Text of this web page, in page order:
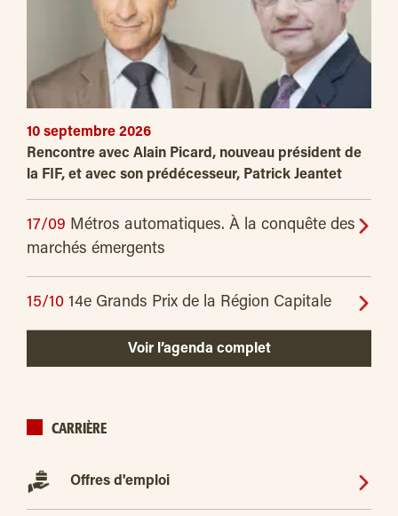
10 septembre 2026
Rencontre avec Alain Picard, nouveau président de
la FIF, et avec son prédécesseur, Patrick Jeantet
17/09 Métros automatiques. À la conquête des
marchés émergents
15/10 14e Grands Prix de la Région Capitale
Voir l’agenda complet
CARRIÈRE
Offres d'emploi